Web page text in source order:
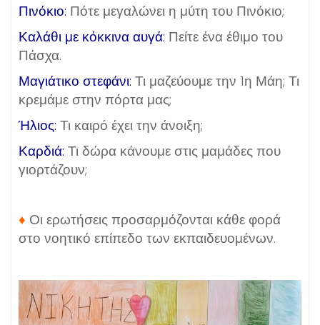
Πινόκιο: Πότε μεγαλώνει η μύτη του Πινόκιο;
Καλάθι με κόκκινα αυγά: Πείτε ένα έθιμο του
Πάσχα.
Μαγιάτικο στεφάνι: Τι μαζεύουμε την 1η Μάη; Τι
κρεμάμε στην πόρτα μας;
Ήλιος: Τι καιρό έχει την άνοιξη;
Καρδιά: Τι δώρα κάνουμε στις μαμάδες που
γιορτάζουν;
♦ Οι ερωτήσεις προσαρμόζονται κάθε φορά
στο νοητικό επίπεδο των εκπαιδευομένων.